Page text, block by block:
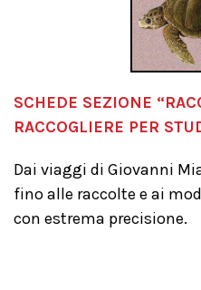
SCHEDE SEZIONE
RACCOGLIERE PER
Dai viaggi di Giovanni
fino alle raccolte e ai
con estrema precisione.